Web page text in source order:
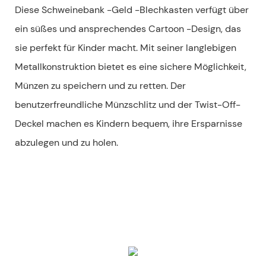
Diese Schweinebank -Geld -Blechkasten verfügt über
ein süßes und ansprechendes Cartoon -Design, das
sie perfekt für Kinder macht. Mit seiner langlebigen
Metallkonstruktion bietet es eine sichere Möglichkeit,
Münzen zu speichern und zu retten. Der
benutzerfreundliche Münzschlitz und der Twist-Off-
Deckel machen es Kindern bequem, ihre Ersparnisse
abzulegen und zu holen.